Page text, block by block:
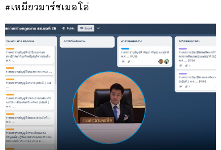
#เหมียวมาร์ชเมลโล่